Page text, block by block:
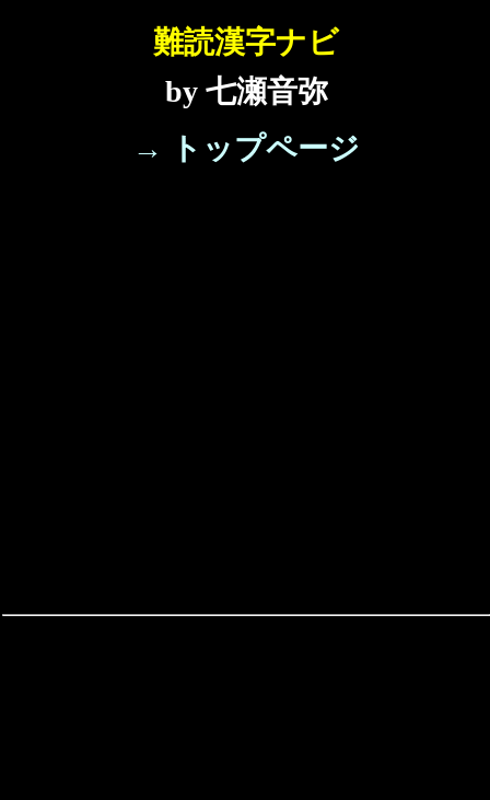
難読漢字ナビ
by 七瀬音弥
→ トップページ